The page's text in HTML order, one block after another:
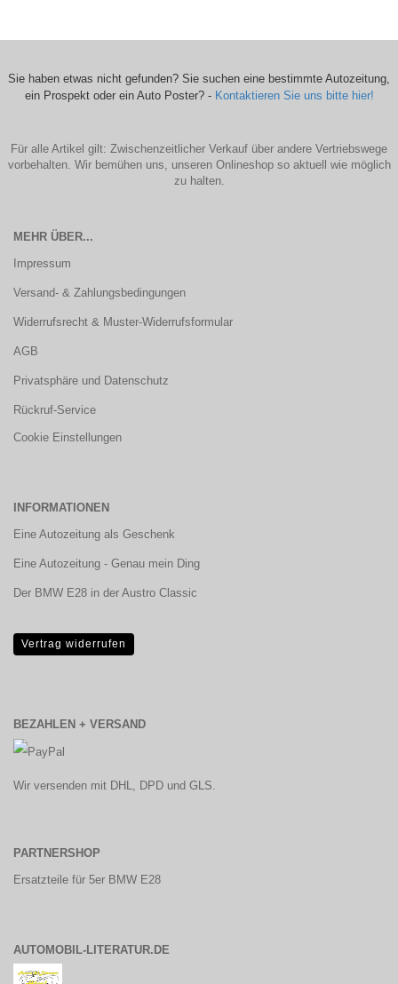
Sie haben etwas nicht gefunden? Sie suchen eine bestimmte Autozeitung,
ein Prospekt oder ein Auto Poster? - Kontaktieren Sie uns bitte hier!
Für alle Artikel gilt: Zwischenzeitlicher Verkauf über andere Vertriebswege
vorbehalten. Wir bemühen uns, unseren Onlineshop so aktuell wie möglich
zu halten.
MEHR ÜBER...
Impressum
Versand- & Zahlungsbedingungen
Widerrufsrecht & Muster-Widerrufsformular
AGB
Privatsphäre und Datenschutz
Rückruf-Service
Cookie Einstellungen
INFORMATIONEN
Eine Autozeitung als Geschenk
Eine Autozeitung - Genau mein Ding
Der BMW E28 in der Austro Classic
Vertrag widerrufen
BEZAHLEN + VERSAND
Wir versenden mit DHL, DPD und GLS.
PARTNERSHOP
Ersatzteile für 5er BMW E28
AUTOMOBIL-LITERATUR.DE